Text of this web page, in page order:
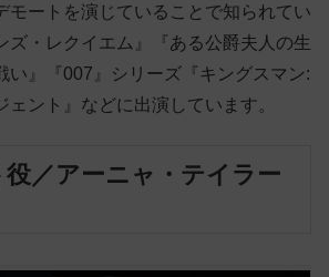
モートを演じていることで知られてい
ズ・レクイエム』『ある公爵夫人の生
い』『007』シリーズ『キングスマン:
ェント』などに出演しています。
／アーニャ・テイラー